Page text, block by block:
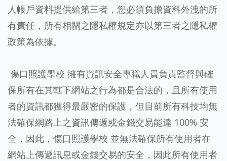
人帳戶資料提供給第三者，您必須負擔資料外洩的所
有責任，所有相關之隱私權規定亦以第三者之隱私權
政策為依據。
傷口照護學校 擁有資訊安全專職人員負責監督與確
保所有在其轄下網站之行為都是合法的，且所有使用
者的資訊都獲得最嚴密的保護，但目前所有科技均無
法確保網路上之資訊傳遞或金錢交易能達 100% 安
全，因此，傷口照護學校 並無法確保所有使用者在
網站上傳遞訊息或金錢交易的安全，因此所有使用者